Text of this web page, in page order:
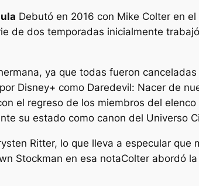
Debutó en 2016 con Mike Colter en
de dos temporadas inicialmente
ya que todas fueron
Disney+ como Daredevil: Nacer de
el regreso de los miembros del
su estado como canon del Universo
Ritter, lo que lleva a especular que
Stockman en esa notaColter abordó